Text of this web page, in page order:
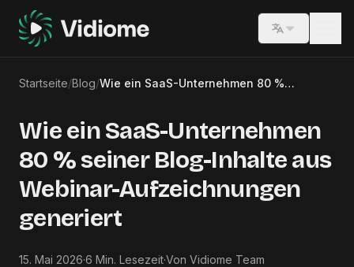
Switch
Startseite/Blog/ Wie ein SaaS-Unternehmen 80 % seiner Blog-Inhalte aus Webinar-Aufzeichnungen generiert
Wie ein SaaS-Unternehmen
80 % seiner Blog-Inhalte aus
Webinar-Aufzeichnungen
generiert
15. Mai 2026·6 Min. Lesezeit·Von Vidiome Team